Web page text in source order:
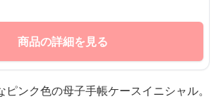
商品の詳細を見る
ピンク色の母子手帳ケースイニシャル。